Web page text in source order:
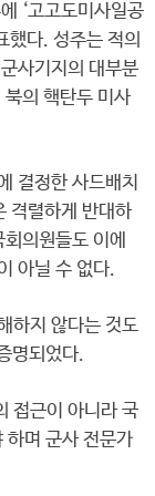
‘고고도미사일공
했다. 성주는 적의
사기지의 대부분
의 핵탄두 미사
결정한 사드배치
격렬하게 반대하
의원들도 이에
아닐 수 없다.
하지 않다는 것도
명되었다.
접근이 아니라 국
하며 군사 전문가